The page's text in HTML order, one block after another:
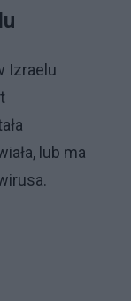
Izraelu
lub ma